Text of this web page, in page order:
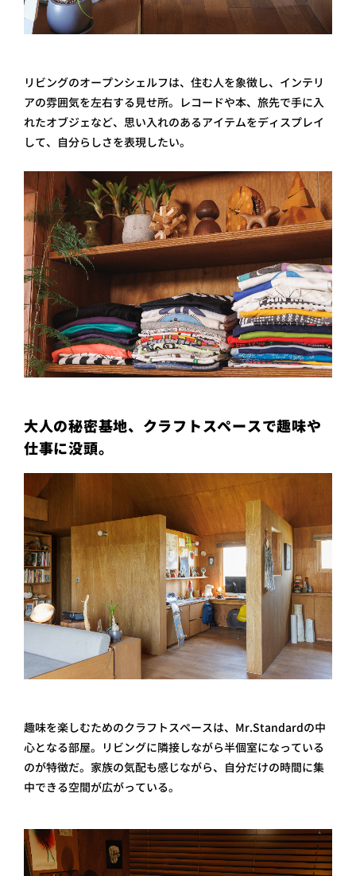
リビングのオープンシェルフは、住む人を象徴し、インテリ
アの雰囲気を左右する見せ所。レコードや本、旅先で手に入
れたオブジェなど、思い入れのあるアイテムをディスプレイ
して、自分らしさを表現したい。
大人の秘密基地、クラフトスペースで趣味や
仕事に没頭。
趣味を楽しむためのクラフトスペースは、Mr.Standardの中
心となる部屋。リビングに隣接しながら半個室になっている
のが特徴だ。家族の気配も感じながら、自分だけの時間に集
中できる空間が広がっている。